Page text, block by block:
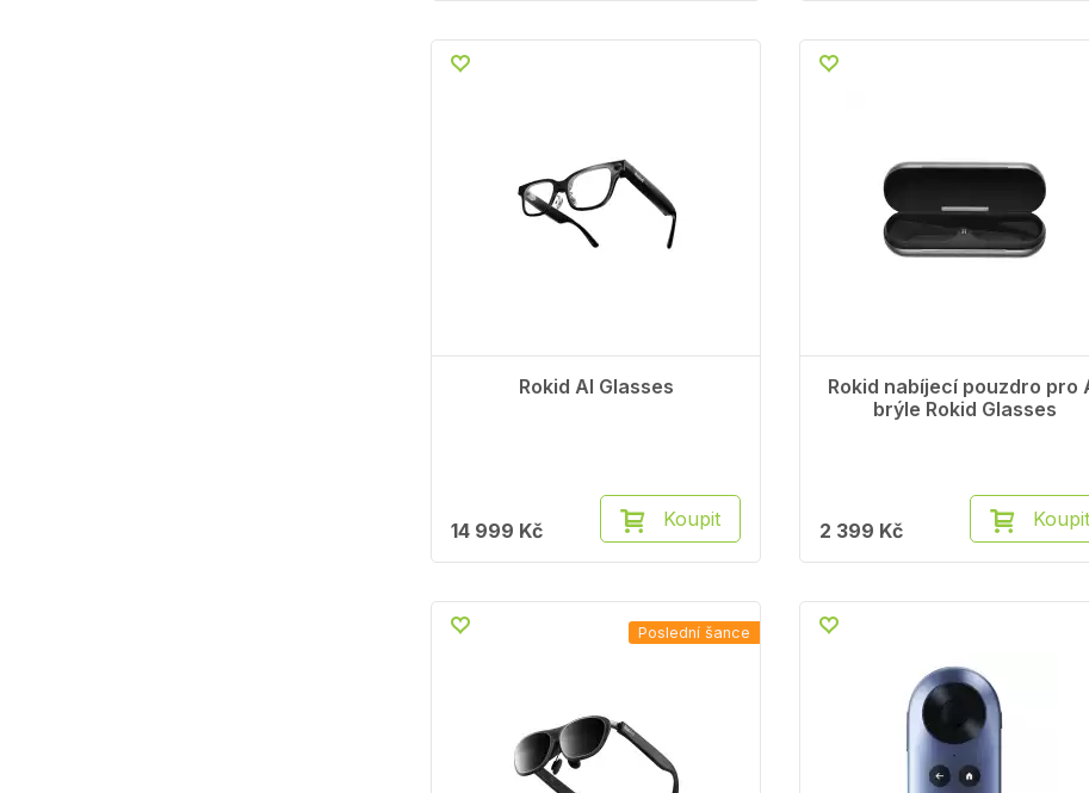
Rokid AI Glasses
14 999 Kč Koupit
Rokid nabíjecí pouzdro pro
brýle Rokid Glasses
2 399 Kč Koupit
Poslední šance